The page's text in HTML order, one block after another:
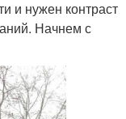
и нужен контраст
Начнем с